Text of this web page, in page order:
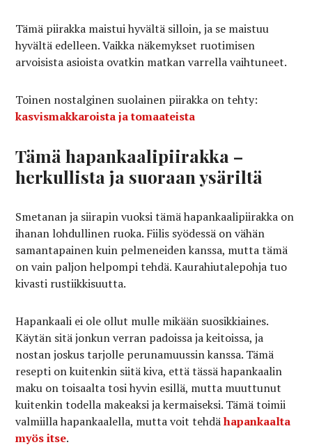
Tämä piirakka maistui hyvältä silloin, ja se maistuu
hyvältä edelleen. Vaikka näkemykset ruotimisen
arvoisista asioista ovatkin matkan varrella vaihtuneet.
Toinen nostalginen suolainen piirakka on tehty:
kasvismakkaroista ja tomaateista
Tämä hapankaalipiirakka –
herkullista ja suoraan ysäriltä
Smetanan ja siirapin vuoksi tämä hapankaalipiirakka on
ihanan lohdullinen ruoka. Fiilis syödessä on vähän
samantapainen kuin pelmeneiden kanssa, mutta tämä
on vain paljon helpompi tehdä. Kaurahiutalepohja tuo
kivasti rustiikkisuutta.
Hapankaali ei ole ollut mulle mikään suosikkiaines.
Käytän sitä jonkun verran padoissa ja keitoissa, ja
nostan joskus tarjolle perunamuussin kanssa. Tämä
resepti on kuitenkin siitä kiva, että tässä hapankaalin
maku on toisaalta tosi hyvin esillä, mutta muuttunut
kuitenkin todella makeaksi ja kermaiseksi. Tämä toimii
valmiilla hapankaalella, mutta voit tehdähapankaalta
myös itse.